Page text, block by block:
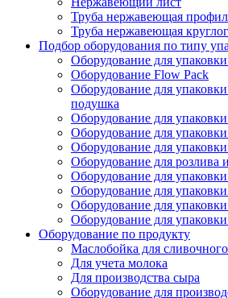
Труба нержавеющая
Труба нержавеющая
Подбор оборудования по типу
Оборудование для
Оборудование Flow Pack
Оборудование для
подушка
Оборудование для
Оборудование для
Оборудование для
Оборудование для розлива
Оборудование для
Оборудование для
Оборудование для
Оборудование для
Оборудование по продукту
Маслобойка для
Для учета молока
Для производства сыра
Оборудование для